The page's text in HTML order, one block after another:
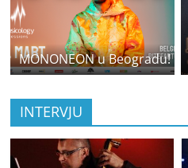
MONONEON u Beogradu!
INTERVJU